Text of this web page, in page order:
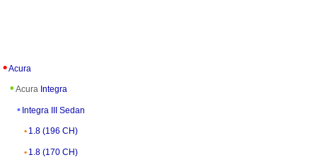
Acura
Acura Integra
Integra III Sedan
1.8 (196 CH)
1.8 (170 CH)